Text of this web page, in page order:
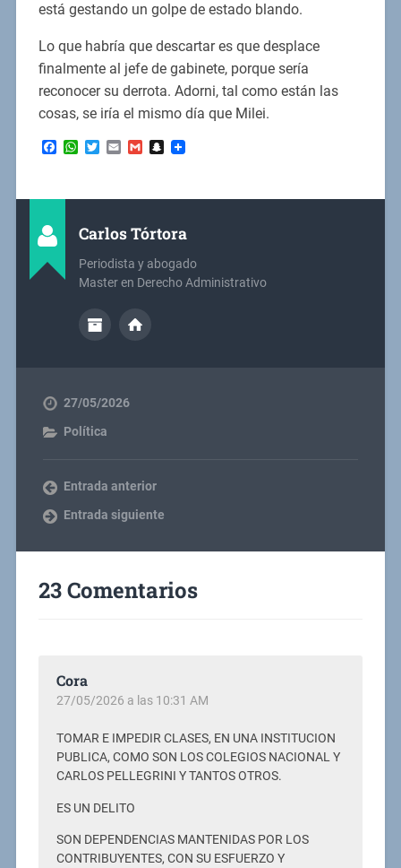
está gestando un golpe de estado blando.
Lo que habría que descartar es que desplace
finalmente al jefe de gabinete, porque sería
reconocer su derrota. Adorni, tal como están las
cosas, se iría el mismo día que Milei.
Facebook
WhatsApp
TwitterEmailGmailSnapchat
Carlos Tórtora
Periodista y abogado
Master en Derecho Administrativo
27/05/2026
Política
Entrada anterior
Entrada siguiente
23 Comentarios
Cora
27/05/2026 a las 10:31 AM
TOMAR E IMPEDIR CLASES, EN UNA INSTITUCION
PUBLICA, COMO SON LOS COLEGIOS NACIONAL Y
CARLOS PELLEGRINI Y TANTOS OTROS.
ES UN DELITO
SON DEPENDENCIAS MANTENIDAS POR LOS
CONTRIBUYENTES, CON SU ESFUERZO Y